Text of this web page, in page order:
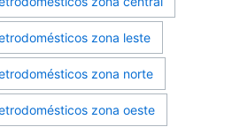
zona leste
zona norte
zona oeste